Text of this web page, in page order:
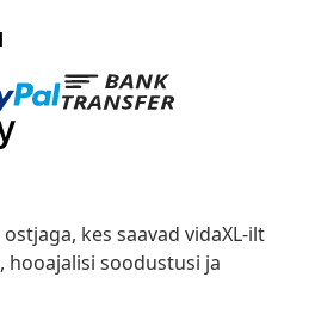
kes saavad vidaXL-ilt
hooajalisi soodustusi ja